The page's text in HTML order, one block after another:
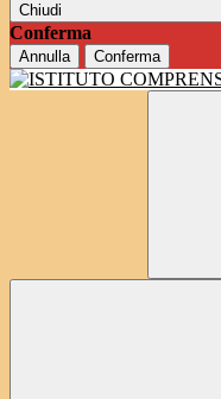
Chiudi
Conferma
Annulla Conferma